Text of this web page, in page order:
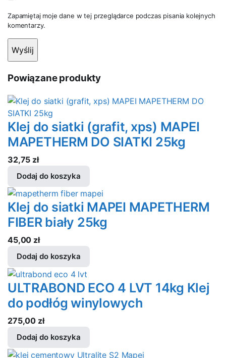
Zapamiętaj moje dane w tej przeglądarce podczas pisania kolejnych
komentarzy.
Powiązane produkty
Klej do siatki (grafit, xps) MAPEI
MAPETHERM DO SIATKI 25kg
32,75 zł
Dodaj do koszyka
Klej do siatki MAPEI MAPETHERM
FIBER biały 25kg
45,00 zł
Dodaj do koszyka
ULTRABOND ECO 4 LVT 14kg Klej
do podłóg winylowych
275,00 zł
Dodaj do koszyka